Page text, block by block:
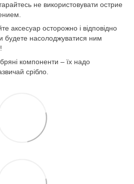
не використовувати острие
аксесуар осторожно і відповідно
будете насолоджуватися ним
компоненти – їх надо
срібло.